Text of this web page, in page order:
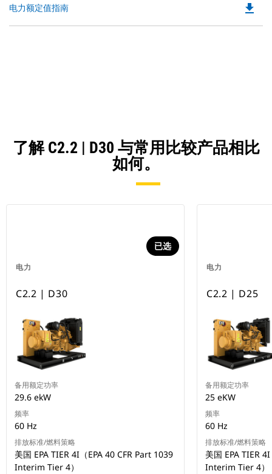
电力额定值指南 file_download
了解 C2.2 | D30 与常用比较产品相比
如何。
电力
已选
C2.2 | D30
备用额定功率
29.6 ekW
频率
60 Hz
排放标准/燃料策略
美国 EPA TIER 4I（EPA 40 CFR Part 1039
Interim Tier 4）
电力
C2.2 | D25
备用额定功率
25 eKW
频率
60 Hz
排放标准/燃料策略
美国 EPA TIER
Interim Tier 4）